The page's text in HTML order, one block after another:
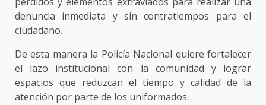
denuncia inmediata y sin contratiempos para el
ciudadano.
De esta manera la Policía Nacional quiere fortalecer
el lazo institucional con la comunidad y lograr
espacios que reduzcan el tiempo y calidad de la
atención por parte de los uniformados.